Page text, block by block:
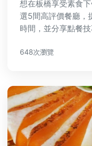
想在板橋享受素食
選5間高評價餐廳，
時間，並分享點餐
648次瀏覽